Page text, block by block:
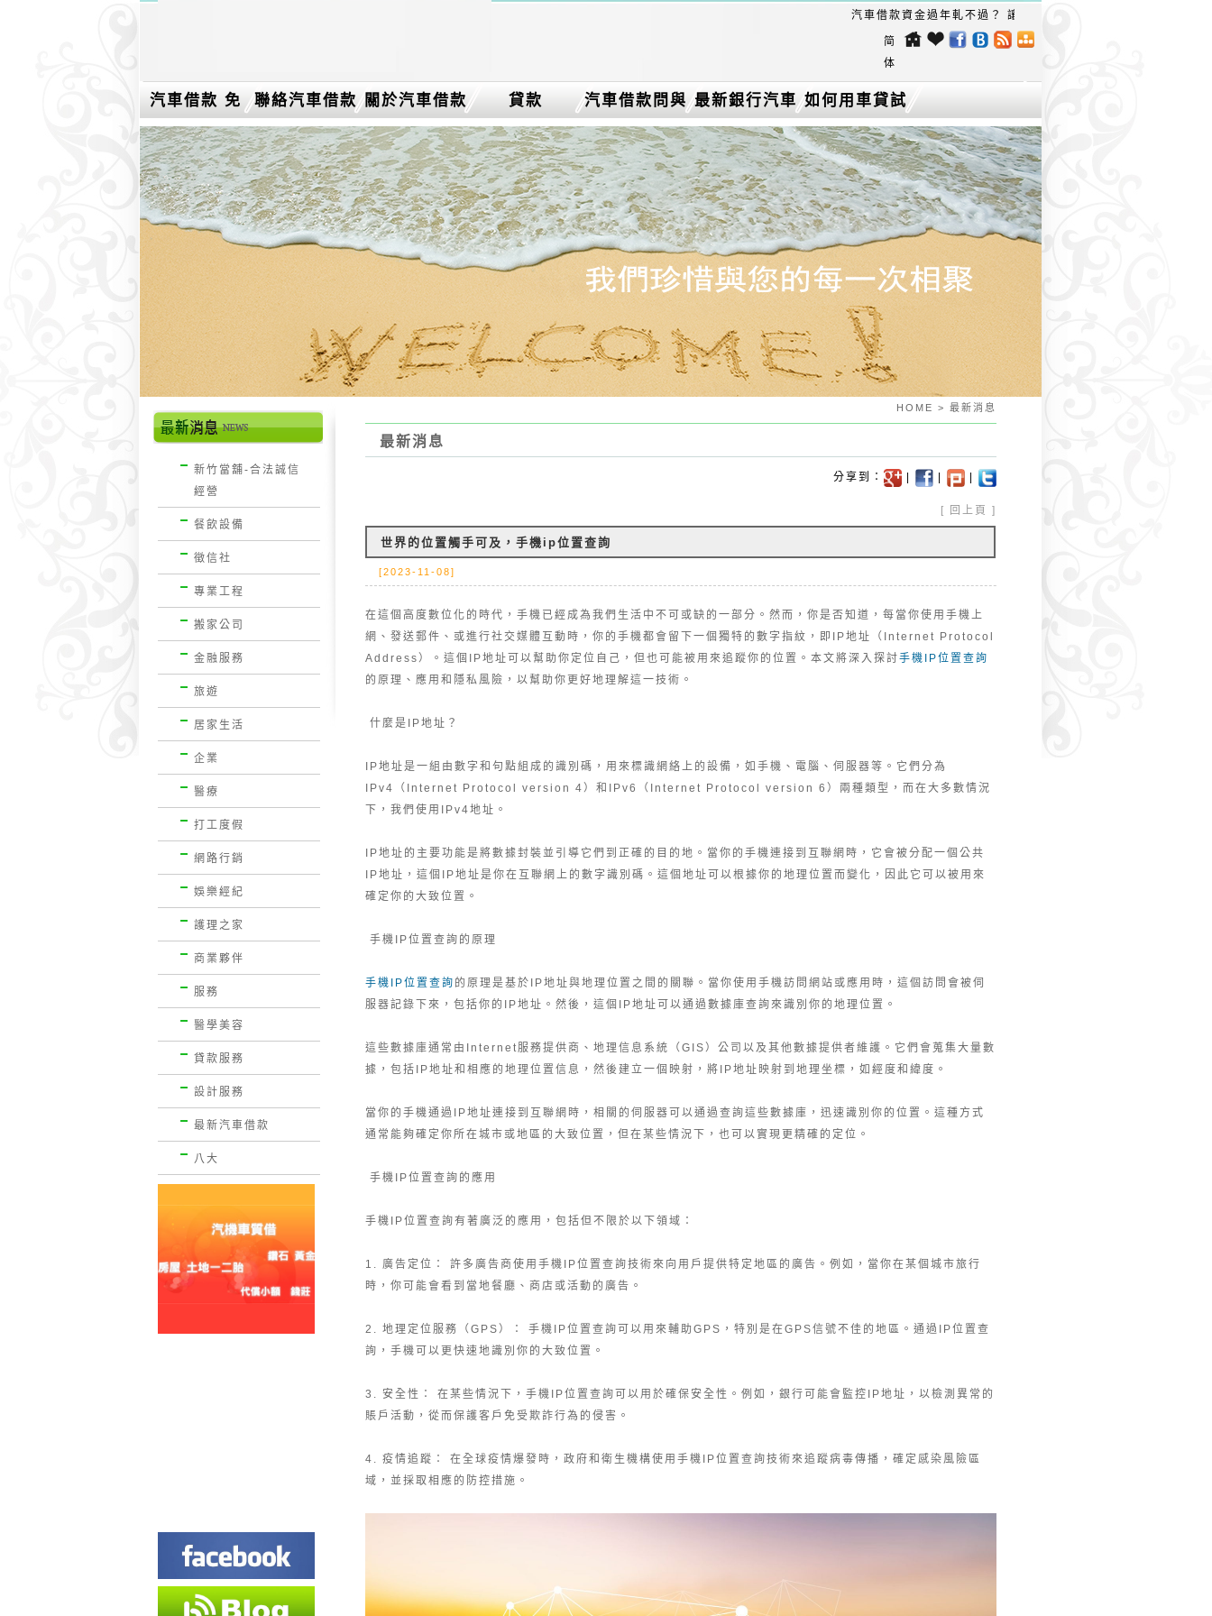
汽車借款資金過年軋不過？ 讓自己喘口氣，愛車為您生現金！快
简
体
汽車借款 免
留車介紹
聯絡汽車借款 關於汽車借款 貸款
汽車借款問與
答
最新銀行汽車
借款消息
如何用車貸試
算找出最低利
率的台中機車
借款？
新竹當舖-合法誠信
經營
餐飲設備
徵信社
專業工程
搬家公司
金融服務
旅遊
居家生活
企業
醫療
打工度假
網路行銷
娛樂經紀
護理之家
商業夥伴
服務
醫學美容
貸款服務
設計服務
最新汽車借款
八大
HOME > 最新消息
最新消息
分享到： |
[ 回上頁 ]
世界的位置觸手可及，手機ip位置查詢
[2023-11-08]
在這個高度數位化的時代，手機已經成為我們生活中不可或缺的一部分。然而，你是否知道，每當你使用手機上
網、發送郵件、或進行社交媒體互動時，你的手機都會留下一個獨特的數字指紋，即IP地址（Internet Protocol
Address）。這個IP地址可以幫助你定位自己，但也可能被用來追蹤你的位置。本文將深入探討手機IP位置查詢
的原理、應用和隱私風險，以幫助你更好地理解這一技術。
什麼是IP地址？
IP地址是一組由數字和句點組成的識別碼，用來標識網絡上的設備，如手機、電腦、伺服器等。它們分為
IPv4（Internet Protocol version 4）和IPv6（Internet Protocol version 6）兩種類型，而在大多數情況
下，我們使用IPv4地址。
IP地址的主要功能是將數據封裝並引導它們到正確的目的地。當你的手機連接到互聯網時，它會被分配一個公共
IP地址，這個IP地址是你在互聯網上的數字識別碼。這個地址可以根據你的地理位置而變化，因此它可以被用來
確定你的大致位置。
手機IP位置查詢的原理
手機IP位置查詢 的原理是基於IP地址與地理位置之間的關聯。當你使用手機訪問網站或應用時，這個訪問會被伺
服器記錄下來，包括你的IP地址。然後，這個IP地址可以通過數據庫查詢來識別你的地理位置。
這些數據庫通常由Internet服務提供商、地理信息系統（GIS）公司以及其他數據提供者維護。它們會蒐集大量數
據，包括IP地址和相應的地理位置信息，然後建立一個映射，將IP地址映射到地理坐標，如經度和緯度。
當你的手機通過IP地址連接到互聯網時，相關的伺服器可以通過查詢這些數據庫，迅速識別你的位置。這種方式
通常能夠確定你所在城市或地區的大致位置，但在某些情況下，也可以實現更精確的定位。
手機IP位置查詢的應用
手機IP位置查詢有著廣泛的應用，包括但不限於以下領域：
1. 廣告定位： 許多廣告商使用手機IP位置查詢技術來向用戶提供特定地區的廣告。例如，當你在某個城市旅行
時，你可能會看到當地餐廳、商店或活動的廣告。
2. 地理定位服務（GPS）： 手機IP位置查詢可以用來輔助GPS，特別是在GPS信號不佳的地區。通過IP位置查
詢，手機可以更快速地識別你的大致位置。
3. 安全性： 在某些情況下，手機IP位置查詢可以用於確保安全性。例如，銀行可能會監控IP地址，以檢測異常的
賬戶活動，從而保護客戶免受欺詐行為的侵害。
4. 疫情追蹤： 在全球疫情爆發時，政府和衛生機構使用手機IP位置查詢技術來追蹤病毒傳播，確定感染風險區
域，並採取相應的防控措施。